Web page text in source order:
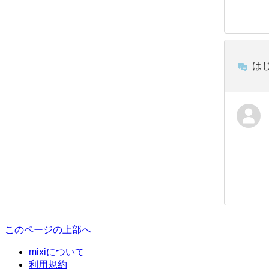
は
このページの上部へ
mixiについて
利用規約